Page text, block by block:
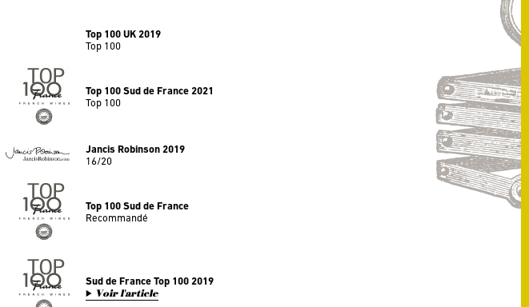
Top 100 UK 2019
Top 100
Top 100 Sud de France 2021
Top 100
Jancis Robinson 2019
16/20
Top 100 Sud de France
Recommandé
Sud de France Top 100 2019
Voir l'article